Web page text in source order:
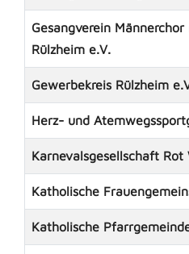
Gesangverein
Rülzheim e.V.
Gewerbekreis Rülzheim
Herz- und
Karnevalsgesellschaft
Katholische
Katholische